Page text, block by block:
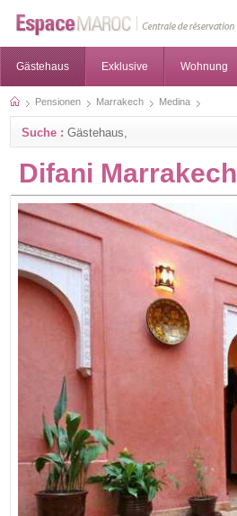
Gästehaus Exklusive Wohnung
Pensionen Marrakech Medina
Suche : Gästehaus,
Difani Marrakech